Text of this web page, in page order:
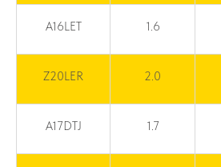
A16LET 1.6
Z20LER 2.0
A17DTJ 1.7